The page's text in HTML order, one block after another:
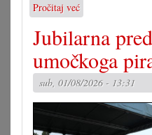
Pročitaj već
Kako
bi
morao
izgledati
Zakon
o
narodni
grupa?
Jubilarna
umočkoga
sub, 01/08/2026 - 13:31